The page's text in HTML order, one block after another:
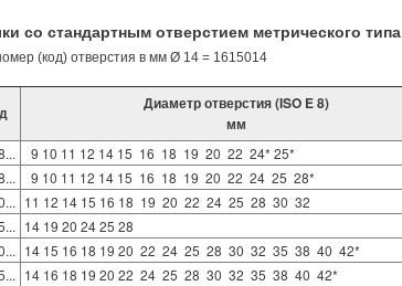
со стандартным отверстием метрического типа
(код) отверстия в мм Ø 14 = 1615014
Диаметр отверстия (ISO E 8)
мм
  9 10 11 12 14 15  16  18  19  20  22  24* 25*
  9 10 11 12 14 15  16  18  19  20  22  24  25  28*
11 12 14 15 16 18  19  20  22  24  25  28  30  32
14 19 20 24 25 28
14 15 16 18 19 20  22  24  25  28  30  32  35  38  40  42*
14 16 18 19 20 22  24  25  28  30  32  35  38  40  42*